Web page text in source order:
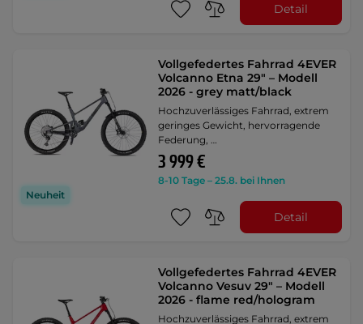
Detail
Neuheit
Vollgefedertes Fahrrad 4EVER
Volcanno Etna 29" – Modell
2026 - grey matt/black
Hochzuverlässiges Fahrrad, extrem
geringes Gewicht, hervorragende
Federung, …
3 999 €
8-10 Tage – 25.8. bei Ihnen
Detail
Vollgefedertes Fahrrad 4EVER
Volcanno Vesuv 29" – Modell
2026 - flame red/hologram
Hochzuverlässiges Fahrrad, extrem